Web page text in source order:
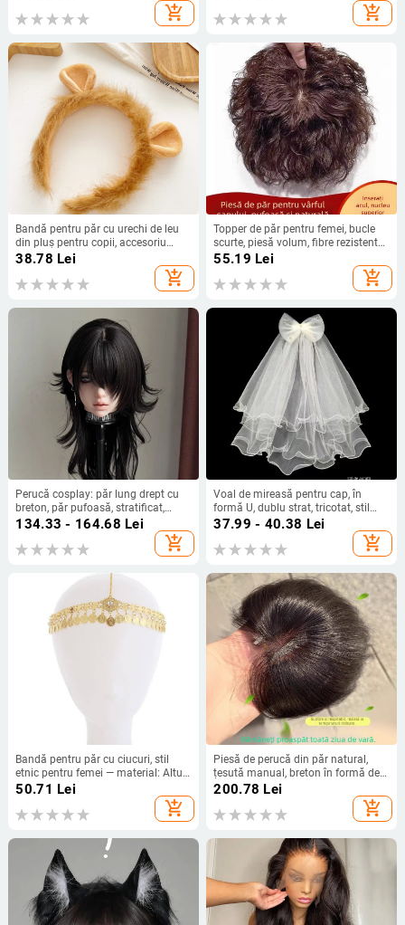
add_shopping_cart add_shopping_cart
Bandă pentru păr cu urechi de leu
din pluș pentru copii, accesoriu
drăguț pentru cosplay
38.78 Lei
add_shopping_cart
Topper de păr pentru femei, bucle
scurte, piesă volum, fibre rezistente
la temperaturi înalte, mecanism de
55.19 Lei
add_shopping_cart
Perucă cosplay: păr lung drept cu
breton, păr pufoasă, stratificat,
perucă completă, simulare 2D
temperaturi înalte
134.33 - 164.68 Lei
add_shopping_cart
Voal de mireasă pentru cap, în
formă U, dublu strat, tricotat, stil
feeric, pentru ședința foto de nuntă
37.99 - 40.38 Lei
add_shopping_cart
Bandă pentru păr cu ciucuri, stil
etnic pentru femei — material: Altul;
categorie: Accesorii pentru cap;
50.71 Lei
add_shopping_cart
Piesă de perucă din păr natural,
țesută manual, breton în formă de
opt (lanugo) pentru acoperirea liniei
părului; invizibil, natural, ușor și
respirabil (Material: păr natural;
Vopsire/coafare permisă; Tip păr:
200.78 Lei
add_shopping_cart